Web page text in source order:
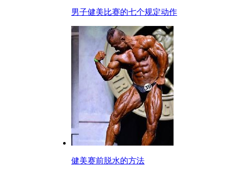
男子健美比赛的七个规定动作
健美赛前脱水的方法